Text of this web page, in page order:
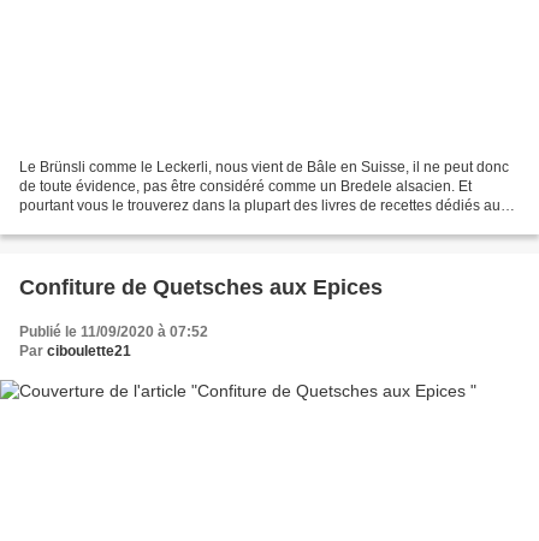
Le Brünsli comme le Leckerli, nous vient de Bâle en Suisse, il ne peut donc
de toute évidence, pas être considéré comme un Bredele alsacien. Et
pourtant vous le trouverez dans la plupart des livres de recettes dédiés aux
Confiture de Quetsches aux Epices
Publié le 11/09/2020 à 07:52
Par ciboulette21